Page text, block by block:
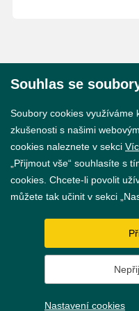
Souhlas se
Soubory cookies využíváme
zkušenosti s našimi
cookies naleznete v sekci
„Přijmout vše“ souhlasíte s
cookies. Chcete-li povolit
můžete tak učinit v sekci
Nastavení cookies